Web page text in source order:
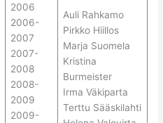
2006
2006-
2007
2007-
2008
2008-
2009
2009-
Auli Rahkamo
Pirkko Hiillos
Marja Suomela
Kristina
Burmeister
Irma Väkiparta
Terttu Sääskilahti